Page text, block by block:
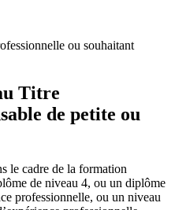
ou souhaitant
Titre
de petite ou
le cadre de la formation
de niveau 4, ou un diplôme
professionnelle, ou un niveau